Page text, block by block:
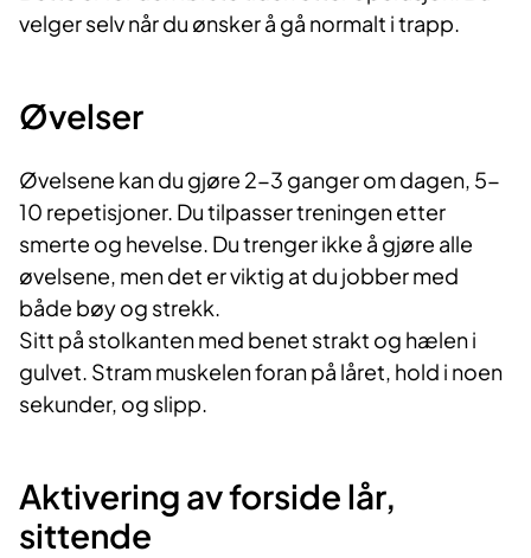
velger selv når du ønsker å gå normalt i trapp.
Øvelser
Øvelsene kan du gjøre 2-3 ganger om dagen, 5-
10 repetisjoner. Du tilpasser treningen etter
smerte og hevelse. Du trenger ikke å gjøre alle
øvelsene, men det er viktig at du jobber med
både bøy og strekk.
Sitt på stolkanten med benet strakt og hælen i
gulvet. Stram muskelen foran på låret, hold i noen
sekunder, og slipp.
Aktivering av forside lår,
sittende